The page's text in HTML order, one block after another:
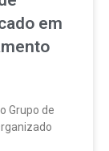
em
Grupo de